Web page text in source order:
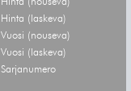
Hinta (laskeva)
Vuosi (nouseva)
Vuosi (laskeva)
Sarjanumero